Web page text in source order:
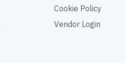
Cookie Policy
Vendor Login